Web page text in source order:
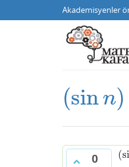
Akademisyenler
(sinn)
(sinn)
0
(
(